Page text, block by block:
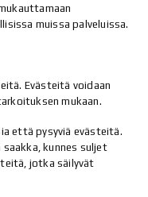
muissa palveluissa.
Evästeitä voidaan
mukaan.
että pysyviä evästeitä.
kunnes suljet
jotka säilyvät